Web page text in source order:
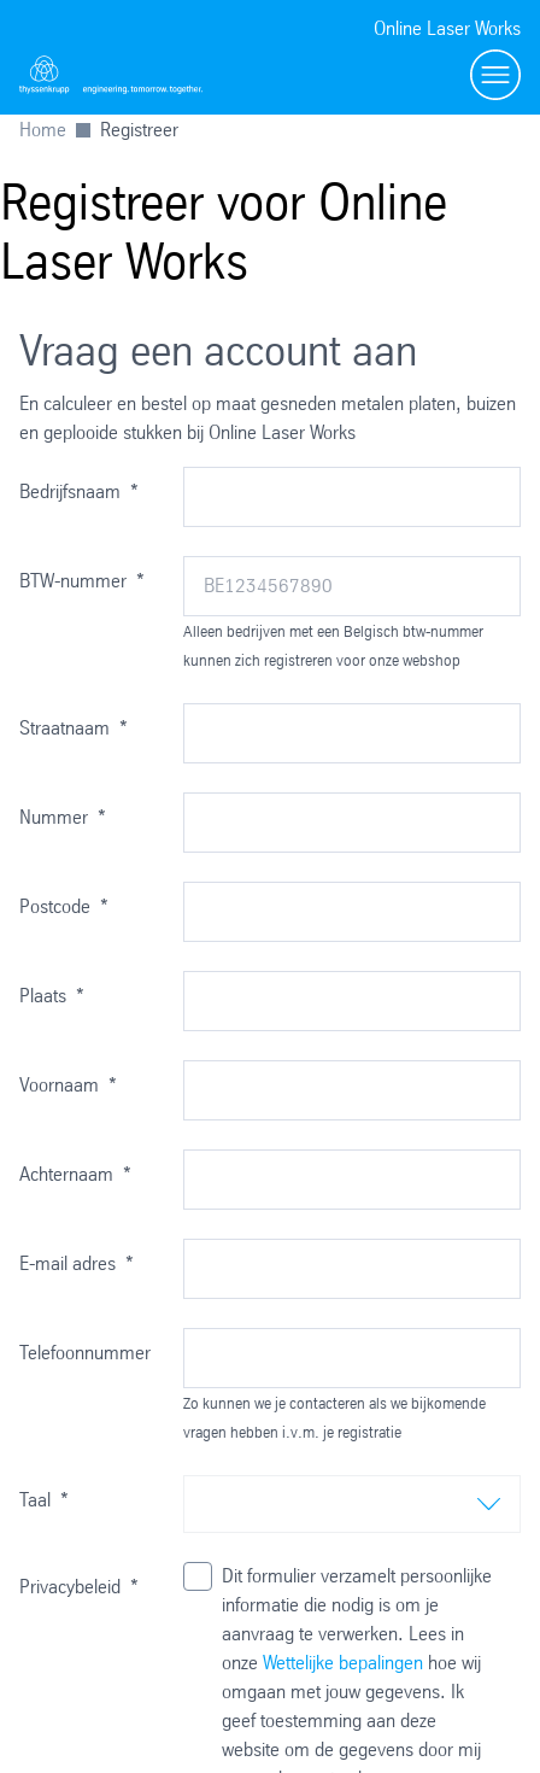
Online Laser Works
Menü
Home Registreer
Registreer voor Online
Laser Works
Vraag een account aan
En calculeer en bestel op maat gesneden metalen platen, buizen
en geplooide stukken bij Online Laser Works
Bedrijfsnaam *
BTW-nummer *
Alleen bedrijven met een Belgisch btw-nummer
kunnen zich registreren voor onze webshop
Straatnaam *
Nummer *
Postcode *
Plaats *
Voornaam *
Achternaam *
E-mail adres *
Telefoonnummer
Zo kunnen we je contacteren als we bijkomende
vragen hebben i.v.m. je registratie
Taal *
Privacybeleid *
Dit formulier verzamelt persoonlijke
informatie die nodig is om je
aanvraag te verwerken. Lees in
onze Wettelijke bepalingen hoe wij
omgaan met jouw gegevens. Ik
geef toestemming aan deze
website om de gegevens door mij